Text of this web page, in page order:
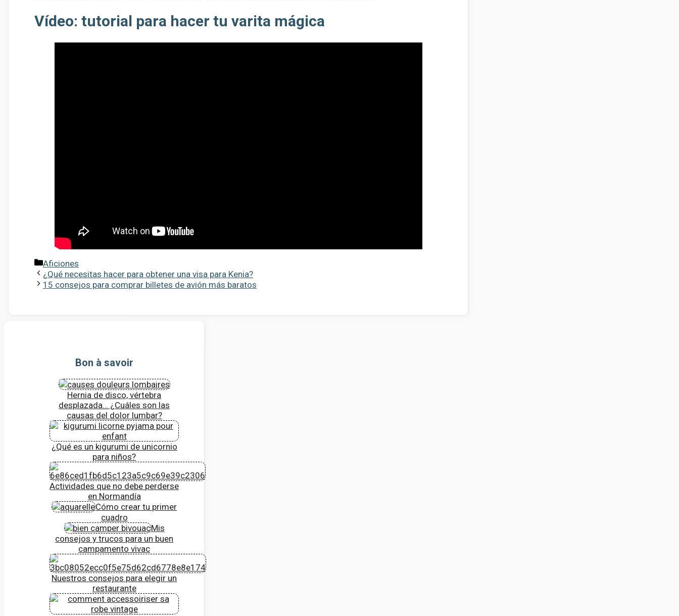
Vídeo: tutorial para hacer tu varita mágica
Categorías
Aficiones
¿Qué necesitas hacer para obtener una visa para Kenia?
15 consejos para comprar billetes de avión más baratos
Bon à savoir
Hernia de disco, vértebra
desplazada… ¿Cuáles son las
causas del dolor lumbar?
¿Qué es un kigurumi de unicornio
para niños?
Actividades que no debe perderse
en Normandía
Cómo crear tu primer
cuadro
Mis
consejos y trucos para un buen
campamento vivac
Nuestros consejos para elegir un
restaurante